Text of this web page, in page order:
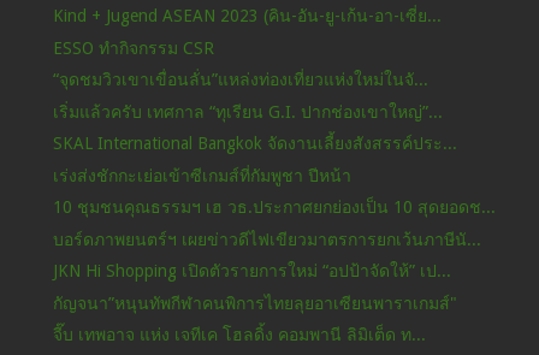
Kind + Jugend ASEAN 2023 (คิน-อัน-ยู-เก้น-อา-เซี่ย...
ESSO ทำกิจกรรม CSR
“จุดชมวิวเขาเขื่อนลั่น”แหล่งท่องเที่ยวแห่งใหม่ในจั...
เริ่มแล้วครับ เทศกาล “ทุเรียน G.I. ปากช่องเขาใหญ่”...
SKAL International Bangkok จัดงานเลี้ยงสังสรรค์ประ...
เร่งส่งชักกะเย่อเข้าซีเกมส์ที่กัมพูชา ปีหน้า
10 ชุมชนคุณธรรมฯ เฮ วธ.ประกาศยกย่องเป็น 10 สุดยอดช...
บอร์ดภาพยนตร์ฯ เผยข่าวดีไฟเขียวมาตรการยกเว้นภาษีนั...
JKN Hi Shopping เปิดตัวรายการใหม่ “อปป้าจัดให้” เป...
กัญจนา”หนุนทัพกีฬาคนพิการไทยลุยอาเซียนพาราเกมส์"
จี๊บ เทพอาจ แห่ง เจทีเค โฮลดิ้ง คอมพานี ลิมิเต็ด ท...